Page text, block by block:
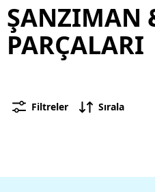
ŞANZIMAN
PARÇALARI
Filtreler Sırala